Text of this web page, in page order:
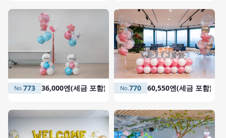
773 36,000엔(세금 포함) 770 60,550엔(세금 포함)